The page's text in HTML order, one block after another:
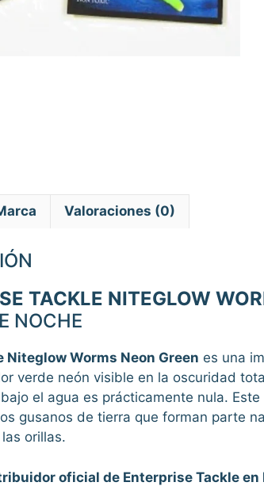
Valoraciones (0)
TACKLE NITEGLOW
NOCHE
Niteglow Worms Neon Green es una
verde neón visible en la oscuridad
el agua es prácticamente nula.
gusanos de tierra que forman parte
orillas.
oficial de Enterprise Tackle en